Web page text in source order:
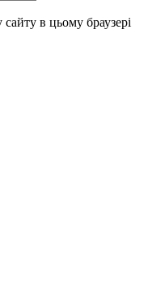
в цьому браузері